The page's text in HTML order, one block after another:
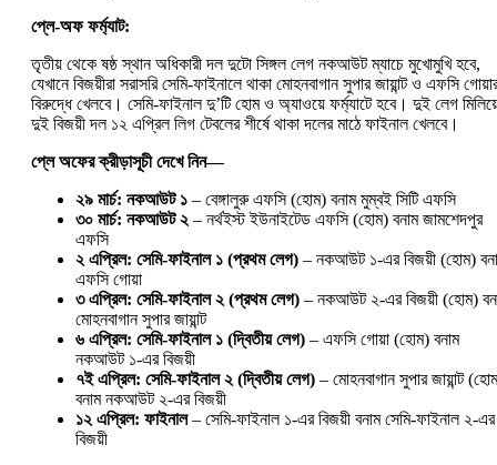
প্লে-অফ ফর্ম্যাট:
তৃতীয় থেকে ষষ্ঠ স্থান অধিকারী দল দুটো সিঙ্গল লেগ নকআউট ম্যাচে মুখোমুখি হবে,
যেখানে বিজয়ীরা সরাসরি সেমি-ফাইনালে থাকা মোহনবাগান সুপার জায়ান্ট ও এফসি
বিরুদ্ধে খেলবে। সেমি-ফাইনাল দু’টি হোম ও অ্যাওয়ে ফর্ম্যাটে হবে। দুই লেগ
দুই বিজয়ী দল ১২ এপ্রিল লিগ টেবলের শীর্ষে থাকা দলের মাঠে ফাইনাল খেলবে।
প্লে অফের ক্রীড়াসূচী দেখে নিন—
২৯ মার্চ: নকআউট ১ – বেঙ্গালুরু এফসি (হোম) বনাম মুম্বই সিটি এফসি
৩০ মার্চ: নকআউট ২ – নর্থইস্ট ইউনাইটেড এফসি (হোম) বনাম জামশেদপুর
এফসি
২ এপ্রিল: সেমি-ফাইনাল ১ (প্রথম লেগ) – নকআউট ১-এর বিজয়ী (হোম)
এফসি গোয়া
৩ এপ্রিল: সেমি-ফাইনাল ২ (প্রথম লেগ) – নকআউট ২-এর বিজয়ী (হোম)
মোহনবাগান সুপার জায়ান্ট
৬ এপ্রিল: সেমি-ফাইনাল ১ (দ্বিতীয় লেগ) – এফসি গোয়া (হোম) বনাম
নকআউট ১-এর বিজয়ী
৭ই এপ্রিল: সেমি-ফাইনাল ২ (দ্বিতীয় লেগ) – মোহনবাগান সুপার জায়ান্ট
বনাম নকআউট ২-এর বিজয়ী
১২ এপ্রিল: ফাইনাল– সেমি-ফাইনাল ১-এর বিজয়ী বনাম সেমি-ফাইনাল ২-এর
বিজয়ী